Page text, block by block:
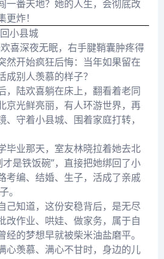
一番天地？她的人生，会彻底改
炸！
小县城
欢喜深夜无眠，右手腱鞘囊肿疼得
然开始疯狂后悔：当年如果留在
别人羡慕的样子？
，陆欢喜躺在床上，翻看着老同
京光鲜亮丽，有人环游世界，再
守着小县城、围着家庭打转，
毕业那天，室友林晓拉着她去北
是铁饭碗”，直接把她绑回了小
考编、结婚、生子，活成了亲戚
。
己知道，这份安稳背后，是无尽
改作业、哄娃、做家务，属于自
经的梦想早就被柴米油盐磨平。
心羡慕、满心不甘时，身边的儿